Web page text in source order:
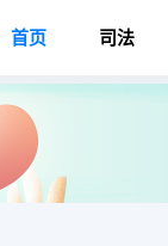
首页 司法